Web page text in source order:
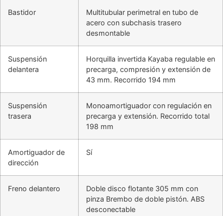
Bastidor
Multitubular perimetral en tubo de
acero con subchasis trasero
desmontable
Suspensión
delantera
Horquilla invertida Kayaba regulable en
precarga, compresión y extensión de
43 mm. Recorrido 194 mm
Suspensión
trasera
Monoamortiguador con regulación en
precarga y extensión. Recorrido total
198 mm
Amortiguador de
dirección
Sí
Freno delantero
Doble disco flotante 305 mm con
pinza Brembo de doble pistón. ABS
desconectable